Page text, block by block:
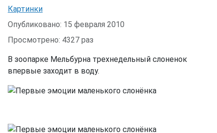
Информация о материале
Картинки
Опубликовано: 15 февраля 2010
Просмотрено: 4327 раз
В зоопарке Мельбурна трехнедельный слоненок
впервые заходит в воду.